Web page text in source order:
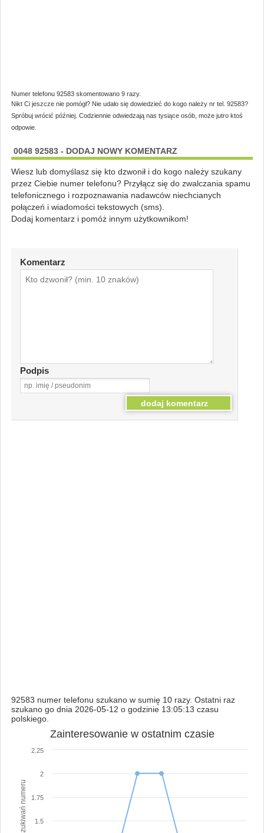
Numer telefonu 92583 skomentowano 9 razy.
Nikt Ci jeszcze nie pomógł? Nie udało się dowiedzieć do kogo należy nr tel. 92583?
Spróbuj wrócić później. Codziennie odwiedzają nas tysiące osób, może jutro ktoś
odpowie.
0048 92583 - DODAJ NOWY KOMENTARZ
Wiesz lub domyślasz się kto dzwonił i do kogo należy szukany
przez Ciebie numer telefonu? Przyłącz się do zwalczania spamu
telefonicznego i rozpoznawania nadawców niechcianych
połączeń i wiadomości tekstowych (sms).
Dodaj komentarz i pomóż innym użytkownikom!
Komentarz
Podpis
92583 numer telefonu szukano w sumię 10 razy. Ostatni raz
szukano go dnia 2026-05-12 o godzinie 13:05:13 czasu
polskiego.
Zainteresowanie w ostatnim czasie
1.5
1.75
2
2.25